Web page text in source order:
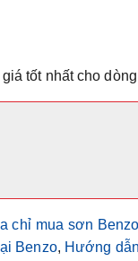
tốt nhất cho
chỉ mua sơn
Benzo, Hướng